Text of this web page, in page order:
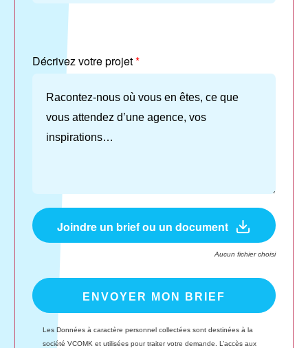
Décrivez votre projet*
Joindre un brief ou un document
Aucun fichier choisi
Les Données à caractère personnel collectées sont destinées à la
société VCOMK et utilisées pour traiter votre demande. L’accès aux